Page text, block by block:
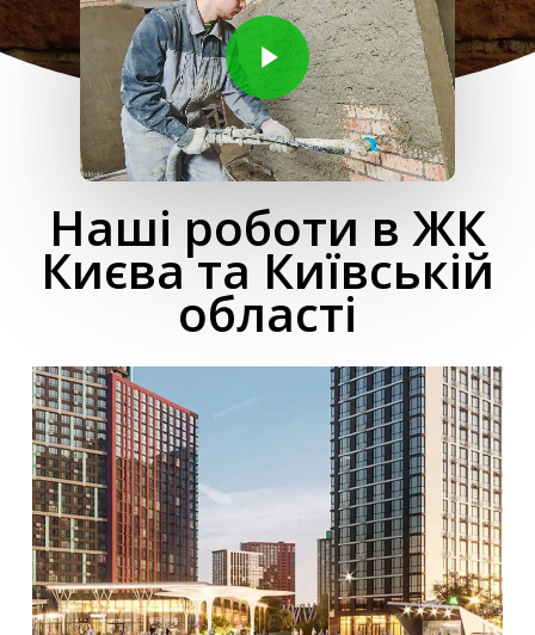
Play Video
Наші роботи в ЖК
Києва та Київській
області